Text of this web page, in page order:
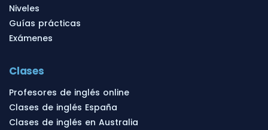
Niveles
Guías prácticas
Exámenes
Clases
Profesores de inglés online
Clases de inglés España
Clases de inglés en Australia